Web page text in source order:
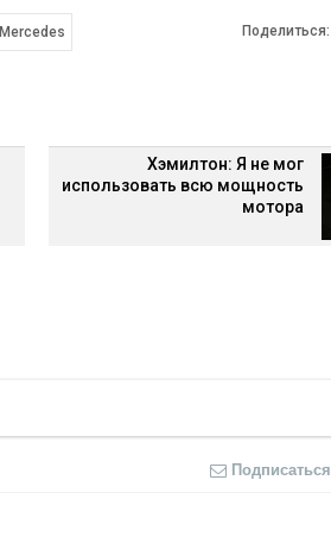
Mercedes Поделиться:
Хэмилтон: Я не мог
использовать всю мощность
мотора
Подписаться